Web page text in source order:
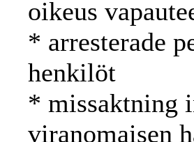
oikeus
* arresterade
henkilöt
* missaktning
viranomaisen